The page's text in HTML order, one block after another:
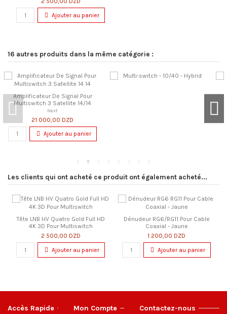
Ajouter au panier
16 autres produits dans la même catégorie :
Les clients qui ont acheté ce produit ont également acheté...
Tête LNB HV Quatro Gold Full HD
4K 3D Pour Multiswitch
2 500,00 DZD
Ajouter au panier
Dénudeur RG6/RG11 Pour Cable
Coaxial - Jaune
1 200,00 DZD
Ajouter au panier
Accès Rapide Mon Compte Contactez-nous